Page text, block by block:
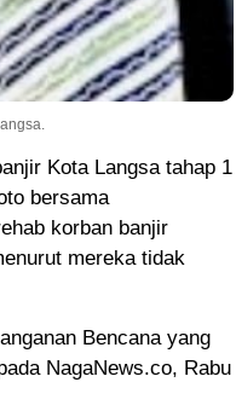
Kota Langsa tahap 1
bersama
korban banjir
mereka tidak
Bencana yang
NagaNews.co, Rabu